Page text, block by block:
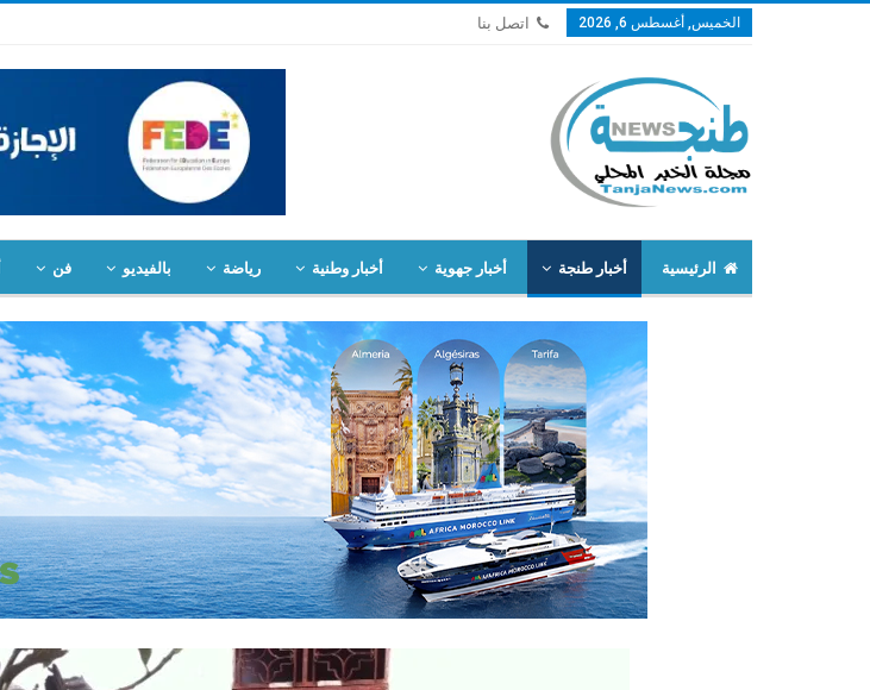
الخميس, أغسطس 6, 2026 اتصل بنا
الرئيسية أخبار طنجة أخبار جهوية أخبار وطنية رياضة بالفيديو فن